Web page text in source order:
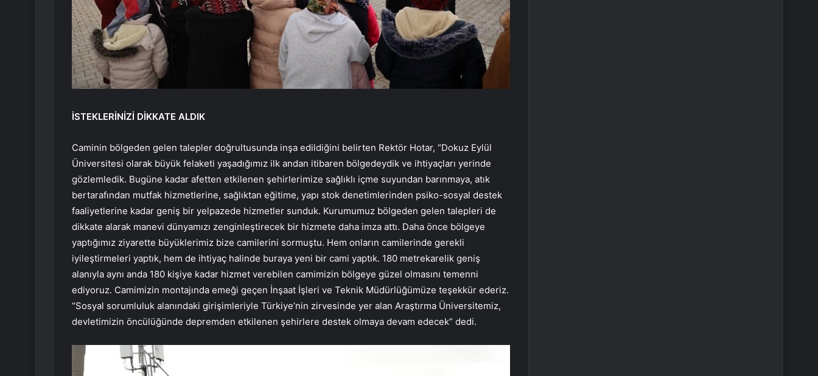
İSTEKLERİNİZİ DİKKATE ALDIK
Caminin bölgeden gelen talepler doğrultusunda inşa edildiğini belirten Rektör Hotar, “Dokuz Eylül
Üniversitesi olarak büyük felaketi yaşadığımız ilk andan itibaren bölgedeydik ve ihtiyaçları yerinde
gözlemledik. Bugüne kadar afetten etkilenen şehirlerimize sağlıklı içme suyundan barınmaya, atık
bertarafından mutfak hizmetlerine, sağlıktan eğitime, yapı stok denetimlerinden psiko-sosyal destek
faaliyetlerine kadar geniş bir yelpazede hizmetler sunduk. Kurumumuz bölgeden gelen talepleri de
dikkate alarak manevi dünyamızı zenginleştirecek bir hizmete daha imza attı. Daha önce bölgeye
yaptığımız ziyarette büyüklerimiz bize camilerini sormuştu. Hem onların camilerinde gerekli
iyileştirmeleri yaptık, hem de ihtiyaç halinde buraya yeni bir cami yaptık. 180 metrekarelik geniş
alanıyla aynı anda 180 kişiye kadar hizmet verebilen camimizin bölgeye güzel olmasını temenni
ediyoruz. Camimizin montajında ​​emeği geçen İnşaat İşleri ve Teknik Müdürlüğümüze teşekkür ederiz.
“Sosyal sorumluluk alanındaki girişimleriyle Türkiye’nin zirvesinde yer alan Araştırma Üniversitemiz,
devletimizin öncülüğünde depremden etkilenen şehirlere destek olmaya devam edecek” dedi.